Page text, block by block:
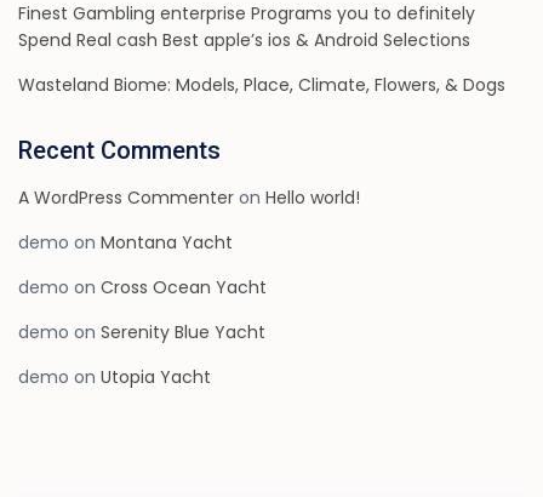
Finest Gambling enterprise Programs you to definitely
Spend Real cash Best apple’s ios & Android Selections
Wasteland Biome: Models, Place, Climate, Flowers, & Dogs
Recent Comments
A WordPress Commenter onHello world!
demo onMontana Yacht
demo onCross Ocean Yacht
demo onSerenity Blue Yacht
demo onUtopia Yacht